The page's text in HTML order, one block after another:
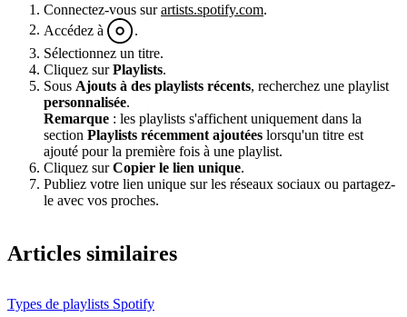
Connectez-vous surartists.spotify.com.
Accédez à
Sélectionnez un titre.
Cliquez surPlaylists.
Sous Ajouts à des playlists récents, recherchez une playlist
personnalisée.
Remarque : les playlists s'affichent uniquement dans la
section Playlists récemment ajoutées lorsqu'un titre est
ajouté pour la première fois à une playlist.
Cliquez surCopier le lien unique.
Publiez votre lien unique sur les réseaux sociaux ou partagez-
le avec vos proches.
Articles similaires
Types de playlists Spotify